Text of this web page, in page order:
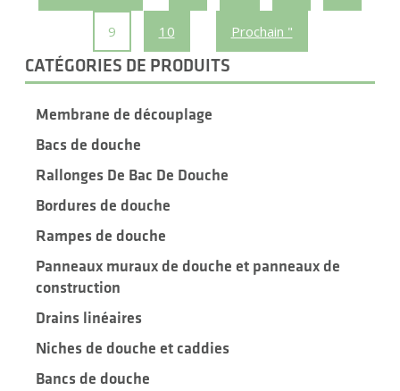
9 10 Prochain "
CATÉGORIES DE PRODUITS
Membrane de découplage
Bacs de douche
Rallonges De Bac De Douche
Bordures de douche
Rampes de douche
Panneaux muraux de douche et panneaux de
construction
Drains linéaires
Niches de douche et caddies
Bancs de douche